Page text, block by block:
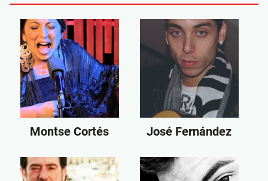
Montse Cortés José Fernández